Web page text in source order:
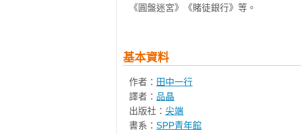
《圓盤迷宮》《賭徒銀行》等。
基本資料
作者： 田中一行
譯者： 品晶
出版社： 尖端
書系： SPP青年館